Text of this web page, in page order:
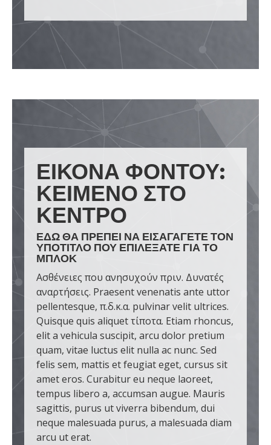
ΕΙΚΌΝΑ ΦΌΝΤΟΥ:
ΚΕΊΜΕΝΟ ΣΤΟ
ΚΈΝΤΡΟ
ΕΔΏ ΘΑ ΠΡΈΠΕΙ ΝΑ ΕΙΣΑΓΆΓΕΤΕ ΤΟΝ
ΥΠΌΤΙΤΛΟ ΠΟΥ ΕΠΙΛΈΞΑΤΕ ΓΙΑ ΤΟ
ΜΠΛΟΚ
Ασθένειες που ανησυχούν πριν. Δυνατές
αναρτήσεις. Praesent venenatis ante uttor
pellentesque, π.δ.κ.α. pulvinar velit ultrices.
Quisque quis aliquet τίποτα. Etiam rhoncus,
elit a vehicula suscipit, arcu dolor pretium
quam, vitae luctus elit nulla ac nunc. Sed
felis sem, mattis et feugiat eget, cursus sit
amet eros. Curabitur eu neque laoreet,
tempus libero a, accumsan augue. Mauris
sagittis, purus ut viverra bibendum, dui
neque malesuada purus, a malesuada diam
arcu ut erat.